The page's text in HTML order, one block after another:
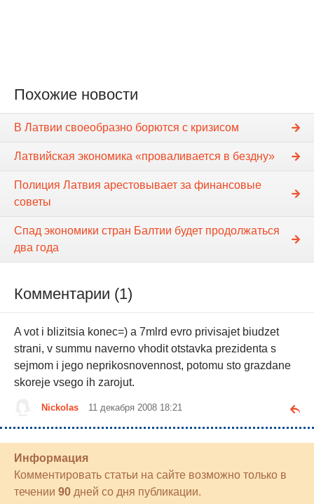
Похожие новости
В Латвии своеобразно борются с кризисом
Латвийская экономика «проваливается в бездну»
Полиция Латвия арестовывает за финансовые
советы
Спад экономики стран Балтии будет продолжаться
два года
Комментарии (1)
A vot i blizitsia konec=) a 7mlrd evro privisajet biudzet
strani, v summu naverno vhodit otstavka prezidenta s
sejmom i jego neprikosnovennost, potomu sto grazdane
skoreje vsego ih zarojut.
Nickolas 11 декабря 2008 18:21
Информация
Комментировать статьи на сайте возможно только в
течении 90 дней со дня публикации.